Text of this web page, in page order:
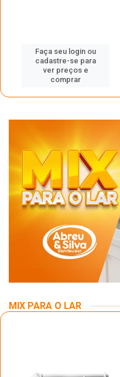
Faça seu login ou
cadastre-se para
ver preços e
comprar
MIX PARA O LAR